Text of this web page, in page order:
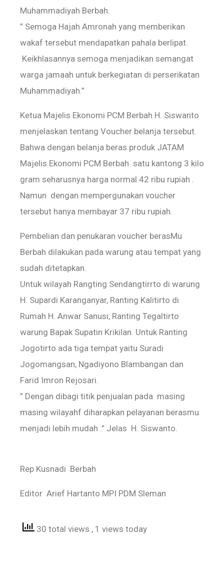
Muhammadiyah Berbah.
” Semoga Hajah Amronah yang memberikan
wakaf tersebut mendapatkan pahala berlipat.
Keikhlasannya semoga menjadikan semangat
warga jamaah untuk berkegiatan di perserikatan
Muhammadiyah.”
Ketua Majelis Ekonomi PCM Berbah H. Siswanto
menjelaskan tentang Voucher belanja tersebut.
Bahwa dengan belanja beras produk JATAM
Majelis Ekonomi PCM Berbah satu kantong 3 kilo
gram seharusnya harga normal 42 ribu rupiah .
Namun dengan mempergunakan voucher
tersebut hanya membayar 37 ribu rupiah.
Pembelian dan penukaran voucher berasMu
Berbah dilakukan pada warung atau tempat yang
sudah ditetapkan.
Untuk wilayah Rangting Sendangtirrto di warung
H. Supardi Karanganyar, Ranting Kalitirto di
Rumah H. Anwar Sanusi, Ranting Tegaltirto
warung Bapak Supatin Krikilan. Untuk Ranting
Jogotirto ada tiga tempat yaitu Suradi
Jogomangsan, Ngadiyono Blambangan dan
Farid Imron Rejosari.
” Dengan dibagi titik penjualan pada masing
masing wilayahf diharapkan pelayanan berasmu
menjadi lebih mudah .” Jelas H. Siswanto.
Rep Kusnadi Berbah
Editor Arief Hartanto MPI PDM Sleman
30 total views , 1 views today